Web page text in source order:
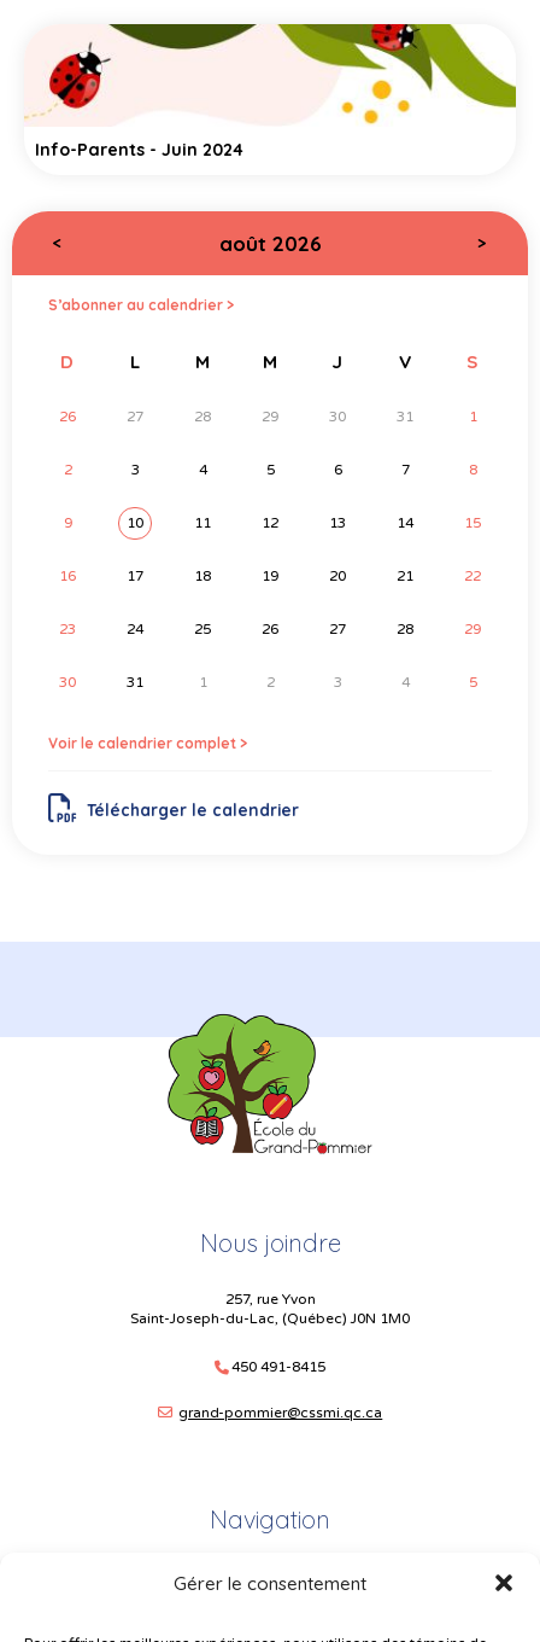
Gérer le consentement
Info-Parents - Juin 2024
< août 2026 >
S’abonner au calendrier >
D L M M J V S
26 27 28 29 30 31 1
2 3 4 5 6 7 8
9 10 11 12 13 14 15
16 17 18 19 20 21 22
23 24 25 26 27 28 29
30 31 1 2 3 4 5
Voir le calendrier complet >
Télécharger le calendrier
Nous joindre
257, rue Yvon
Saint-Joseph-du-Lac, (Québec) J0N 1M0
450 491-8415
grand-pommier@cssmi.qc.ca
Navigation
Plan du site